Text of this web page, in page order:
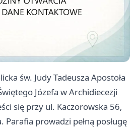
św. Judy Tadeusza Apostoła
Józefa w Archidiecezji
się przy ul. Kaczorowska 56,
Parafia prowadzi pełną posługę